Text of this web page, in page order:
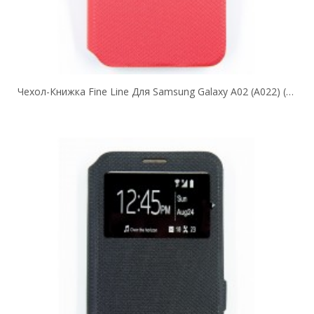
Чехол-Книжка Fine Line Для Samsung Galaxy A02 (A022) (red)